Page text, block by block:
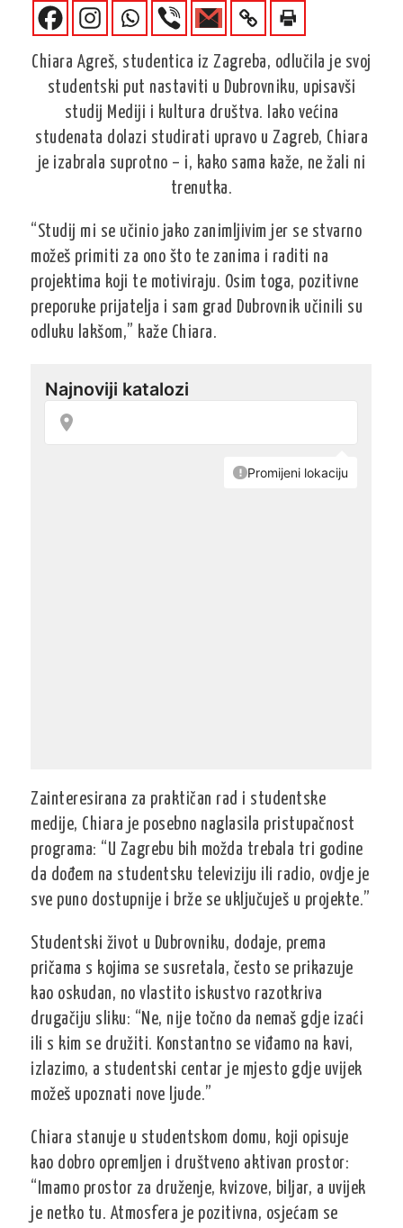
Chiara Agreš, studentica iz Zagreba, odlučila je svoj
studentski put nastaviti u Dubrovniku, upisavši
studij Mediji i kultura društva. Iako većina
studenata dolazi studirati upravo u Zagreb, Chiara
je izabrala suprotno – i, kako sama kaže, ne žali ni
trenutka.
“Studij mi se učinio jako zanimljivim jer se stvarno
možeš primiti za ono što te zanima i raditi na
projektima koji te motiviraju. Osim toga, pozitivne
preporuke prijatelja i sam grad Dubrovnik učinili su
odluku lakšom,” kaže Chiara.
Zainteresirana za praktičan rad i studentske
medije, Chiara je posebno naglasila pristupačnost
programa: “U Zagrebu bih možda trebala tri godine
da dođem na studentsku televiziju ili radio, ovdje je
sve puno dostupnije i brže se uključuješ u projekte.”
Studentski život u Dubrovniku, dodaje, prema
pričama s kojima se susretala, često se prikazuje
kao oskudan, no vlastito iskustvo razotkriva
drugačiju sliku: “Ne, nije točno da nemaš gdje izaći
ili s kim se družiti. Konstantno se viđamo na kavi,
izlazimo, a studentski centar je mjesto gdje uvijek
možeš upoznati nove ljude.”
Chiara stanuje u studentskom domu, koji opisuje
kao dobro opremljen i društveno aktivan prostor:
“Imamo prostor za druženje, kvizove, biljar, a uvijek
je netko tu. Atmosfera je pozitivna, osjećam se